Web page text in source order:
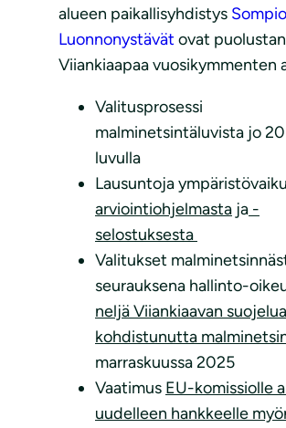
alueen paikallisyhdistys
Luonnonystävät ovat
Viiankiaapaa vuosikymmenten
Valitusprosessi
malminetsintäluvista jo
luvulla
Lausuntoja
arviointiohjelmasta ja -
selostuksesta
Valitukset
seurauksena hallinto-
neljä Viiankiaavan
kohdistunutta
marraskuussa 2025
Vaatimus EU-komissiolle
uudelleen hankkeelle